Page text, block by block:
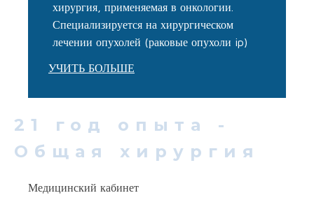
хирургия, применяемая в онкологии.
Специализируется на хирургическом
лечении опухолей (раковые опухоли ip)
УЧИТЬ БОЛЬШЕ
21 год опыта -
Общая хирургия
Медицинский кабинет